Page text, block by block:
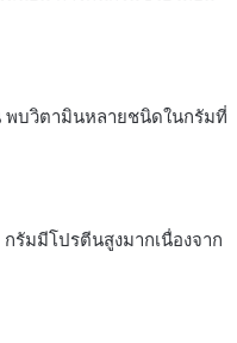
พบวิตามินหลายชนิดในกรัมที่
รัมมีโปรตีนสูงมากเนื่องจาก